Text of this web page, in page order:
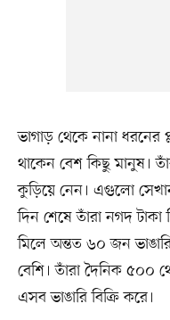
ভাগাড় থেকে নানা ধরনের
থাকেন বেশ কিছু মানুষ।
কুড়িয়ে নেন। এগুলো
দিন শেষে তাঁরা নগদ
মিলে অন্তত ৬০ জন
বেশি। তাঁরা দৈনিক ৫০০
এসব ভাঙারি বিক্রি করে।